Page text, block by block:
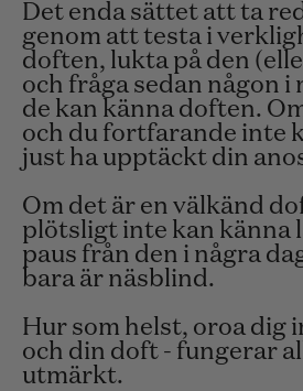
Det enda sättet att ta
genom att testa i
doften, lukta på den (
och fråga sedan någon i
de kan känna doften.
och du fortfarande inte
just ha upptäckt din
Om det är en välkänd
plötsligt inte kan känna
paus från den i några
bara är näsblind.
Hur som helst, oroa dig
och din doft - fungerar
utmärkt.